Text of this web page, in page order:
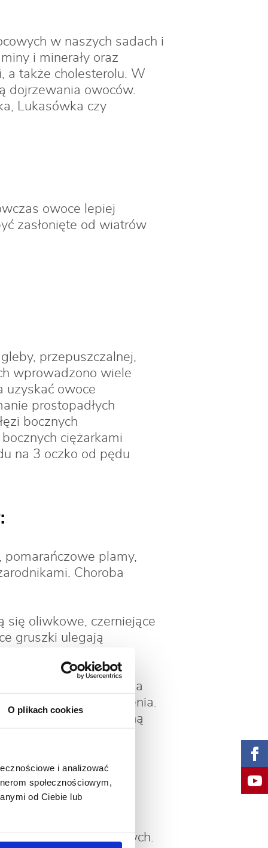
O plikach cookies
i analizować
społecznościowym,
od Ciebie lub
w naszych sadach i
i minerały oraz
a także cholesterolu. W
dojrzewania owoców.
Lukasówka czy
owoce lepiej
zasłonięte od wiatrów
przepuszczalnej,
wprowadzono wiele
uzyskać owoce
prostopadłych
bocznych
ciężarkami
na 3 oczko od pędu
plamy,
Choroba
się oliwkowe, czerniejące
gruszki ulegają
i pniach zapada
zgrubienia.
grzyba, wiosną
miedziowymi.
blaszek liściowych.